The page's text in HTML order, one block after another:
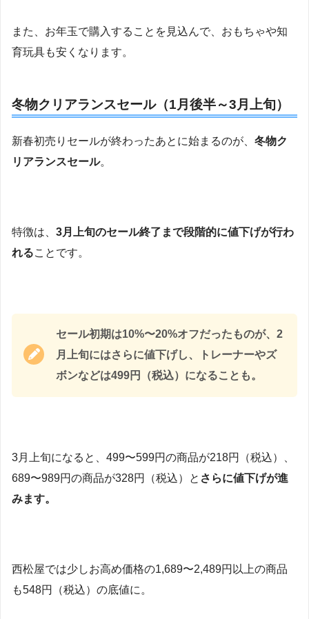
また、お年玉で購入することを見込んで、おもちゃや知
育玩具も安くなります。
冬物クリアランスセール（1月後半～3月上旬）
新春初売りセールが終わったあとに始まるのが、 冬物ク
リアランスセール。
特徴は、 3月上旬のセール終了まで段階的に値下げが行わ
れることです。
セール初期は10%〜20%オフだったものが、2
月上旬にはさらに値下げし、トレーナーやズ
ボンなどは499円（税込）になることも。
3月上旬になると、499〜599円の商品が218円（税込）、
689〜989円の商品が328円（税込）と さらに値下げが進
みます。
西松屋では少しお高め価格の1,689〜2,489円以上の商品
も548円（税込）の底値に。